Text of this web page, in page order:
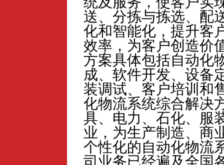
送、分拣与拣选、配
化和智能化，提升客
效率，为客户创造价
方案具体包括自动化
成、软件开发、设备
装调试、客户培训和
化物流系统综合解决
具、电力、石化、服
业，为生产制造、商
个性化的自动化物流
司业务已经遍及全国